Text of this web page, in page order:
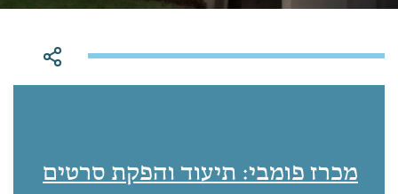
מכרז פומבי: תיעוד והפקת סרטים